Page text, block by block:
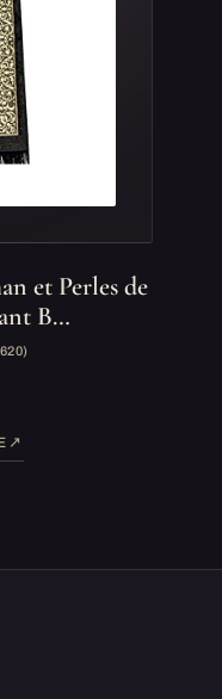
et Perles de
B…